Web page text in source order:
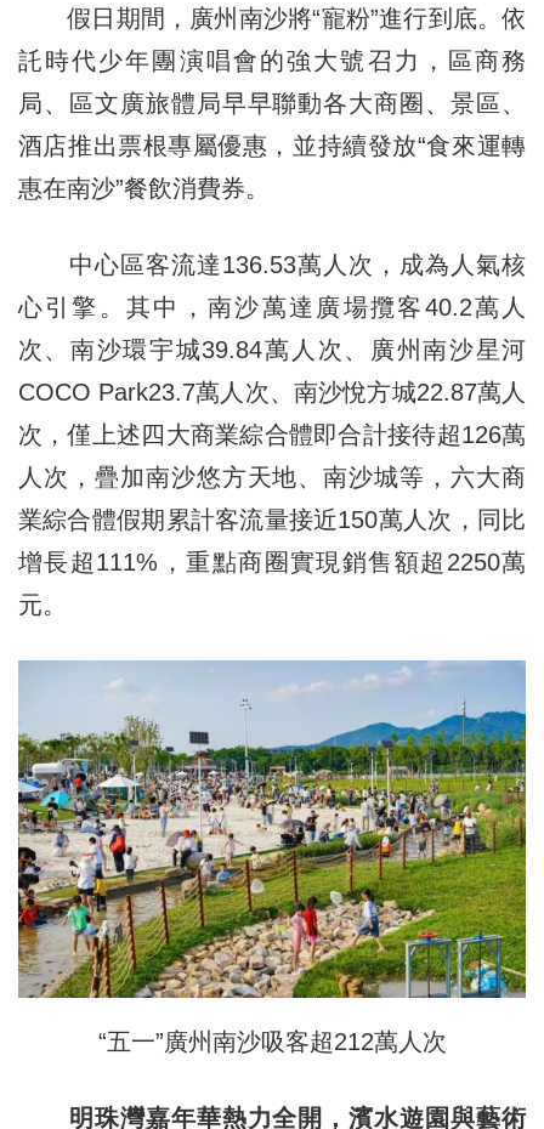
假日期間，廣州南沙將“寵粉”進行到底。依
託時代少年團演唱會的強大號召力，區商務
局、區文廣旅體局早早聯動各大商圈、景區、
酒店推出票根專屬優惠，並持續發放“食來運轉
惠在南沙”餐飲消費券。
中心區客流達136.53萬人次，成為人氣核
心引擎。其中，南沙萬達廣場攬客40.2萬人
次、南沙環宇城39.84萬人次、廣州南沙星河
COCO Park23.7萬人次、南沙悅方城22.87萬人
次，僅上述四大商業綜合體即合計接待超126萬
人次，疊加南沙悠方天地、南沙城等，六大商
業綜合體假期累計客流量接近150萬人次，同比
增長超111%，重點商圈實現銷售額超2250萬
元。
“五一”廣州南沙吸客超212萬人次
明珠灣嘉年華熱力全開，濱水遊園與藝術